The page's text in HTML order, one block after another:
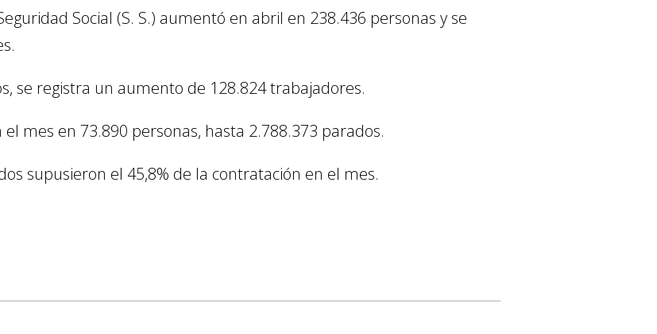
Social (S. S.) aumentó en abril en 238.436 personas y se
se registra un aumento de 128.824 trabajadores.
mes en 73.890 personas, hasta 2.788.373 parados.
supusieron el 45,8% de la contratación en el mes.